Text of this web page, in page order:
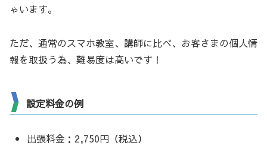
ゃいます。
ただ、通常のスマホ教室、講師に比べ、お客さまの個人情
報を取扱う為、難易度は高いです！
設定料金の例
出張料金：2,750円（税込）